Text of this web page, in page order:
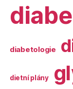
diabetologie
dietní plány